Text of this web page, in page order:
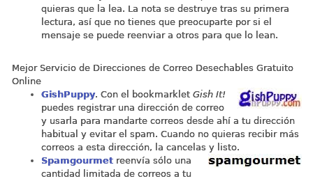
quieras que la lea. La nota se destruye tras su primera
lectura, así que no tienes que preocuparte por si el
mensaje se puede reenviar a otros para que lo lean.
Mejor Servicio de Direcciones de Correo Desechables Gratuito
Online
GishPuppy. Con el bookmarklet Gish It!
puedes registrar una dirección de correo
y usarla para mandarte correos desde ahí a tu dirección
habitual y evitar el spam. Cuando no quieras recibir más
correos a esta dirección, la cancelas y listo.
Spamgourmetreenvía sólo una
cantidad limitada de correos a tu